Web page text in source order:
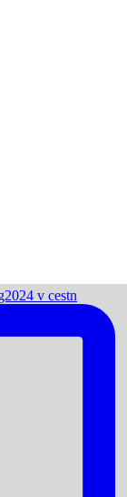
v cestn